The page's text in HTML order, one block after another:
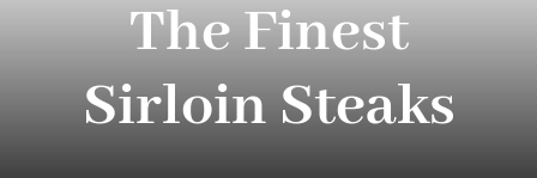
The Finest
Sirloin Steaks